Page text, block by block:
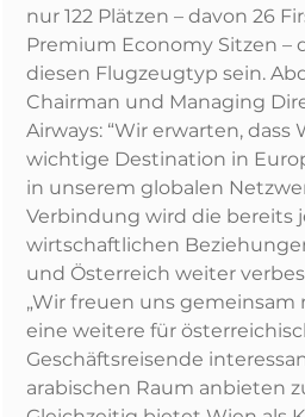
nur 122 Plätzen – davon 26
Premium Economy Sitzen –
diesen Flugzeugtyp sein.
Chairman und Managing
Airways: “Wir erwarten,
wichtige Destination in
in unserem globalen
Verbindung wird die bereits
wirtschaftlichen
und Österreich weiter
„Wir freuen uns gemeinsam
eine weitere für
Geschäftsreisende
arabischen Raum anbieten